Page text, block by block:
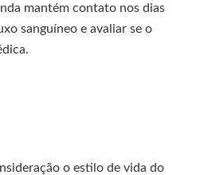
mantém contato nos dias
sanguíneo e avaliar se o
o estilo de vida do